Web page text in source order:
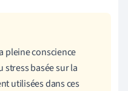
pleine conscience
basée sur la
utilisées dans ces